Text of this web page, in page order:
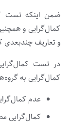
ضمن اینکه تست
کمال‌گرایی و
و تعاریف
در تست
کمال‌گرایی به
عدم
کمال‌گرایی